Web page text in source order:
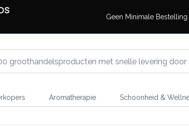
Geen Minimale Bestelling
Aromatherapie Schoonheid &